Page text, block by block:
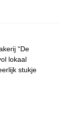
“De
lokaal
stukje